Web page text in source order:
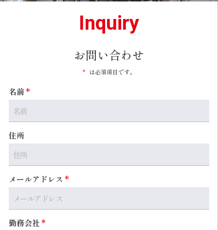
Inquiry
お問い合わせ
* は必須項目です。
名前
住所
メールアドレス
勤務会社